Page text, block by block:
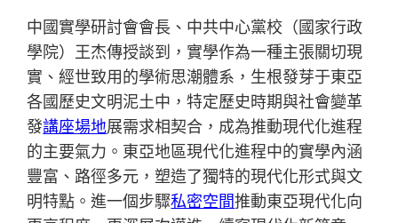
中國實學研討會會長、中共中心黨校（國家行政
學院）王杰傳授談到，實學作為一種主張關切現
實、經世致用的學術思潮體系，生根發芽于東亞
各國歷史文明泥土中，特定歷史時期與社會變革
發講座場地展需求相契合，成為推動現代化進程
的主要氣力。東亞地區現代化進程中的實學內涵
豐富、路徑多元，塑造了獨特的現代化形式與文
明特點。進一個步驟私密空間推動東亞現代化向